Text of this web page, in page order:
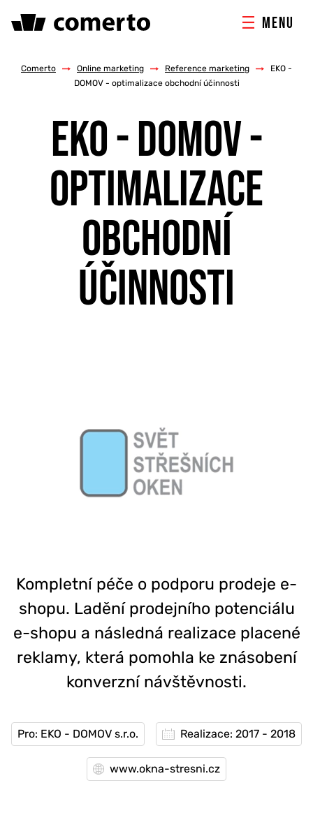
MENU
ONLINE MARKETING
TVORBA WEBU
PORADENSTVÍ & ŠKOLENÍ
REFERENCE
O NÁS
KONTAKTY
Comerto / Online marketing / Reference marketing /
EKO -
DOMOV - optimalizace obchodní účinnosti
EKO - DOMOV -
OPTIMALIZACE
OBCHODNÍ
ÚČINNOSTI
Kompletní péče o podporu prodeje e-
shopu. Ladění prodejního potenciálu
e-shopu a následná realizace placené
reklamy, která pomohla ke znásobení
konverzní návštěvnosti.
Pro: EKO - DOMOV s.r.o. Realizace: 2017 - 2018
www.okna-stresni.cz